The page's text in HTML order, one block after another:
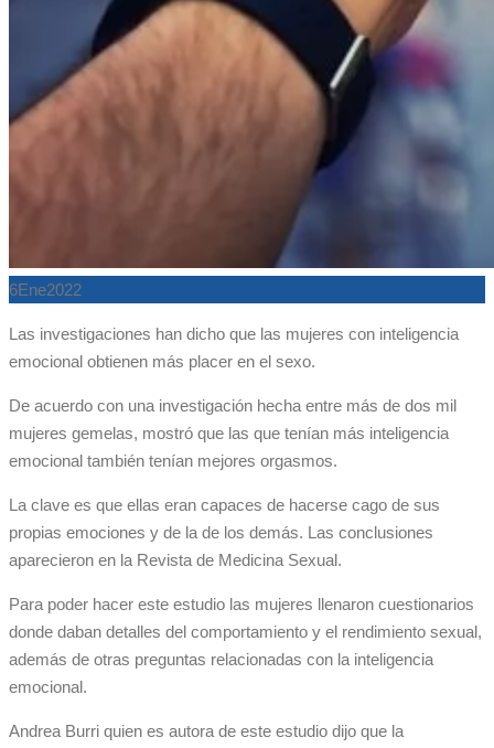
6Ene2022
Las investigaciones han dicho que las mujeres con inteligencia
emocional obtienen más placer en el sexo.
De acuerdo con una investigación hecha entre más de dos mil
mujeres gemelas, mostró que las que tenían más inteligencia
emocional también tenían mejores orgasmos.
La clave es que ellas eran capaces de hacerse cago de sus
propias emociones y de la de los demás. Las conclusiones
aparecieron en la Revista de Medicina Sexual.
Para poder hacer este estudio las mujeres llenaron cuestionarios
donde daban detalles del comportamiento y el rendimiento sexual,
además de otras preguntas relacionadas con la inteligencia
emocional.
Andrea Burri quien es autora de este estudio dijo que la